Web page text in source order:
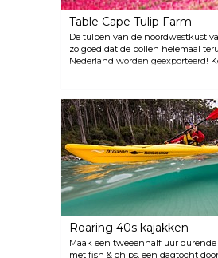
Table Cape Tulip Farm
De tulpen van de noordwestkust
zo goed dat de bollen helemaal
Nederland worden geëxporteerd!
volle bloei zien in Wynyard in
vele rijen spectaculaire tulpen de
Roaring 40s kajakken
Maak een tweeënhalf uur
met fish & chips, een dagtocht